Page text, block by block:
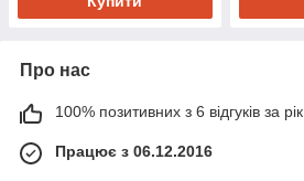
Про нас
100% позитивних з 6 відгуків за рік
Працює з 06.12.2016